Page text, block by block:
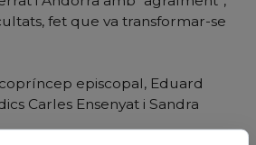
fet que va transformar-se
episcopal, Eduard
Carles Ensenyat i Sandra